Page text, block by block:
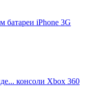
батареи iPhone 3G
консоли Xbox 360